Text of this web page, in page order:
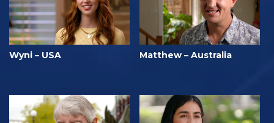
Wyni – USA Matthew – Australia